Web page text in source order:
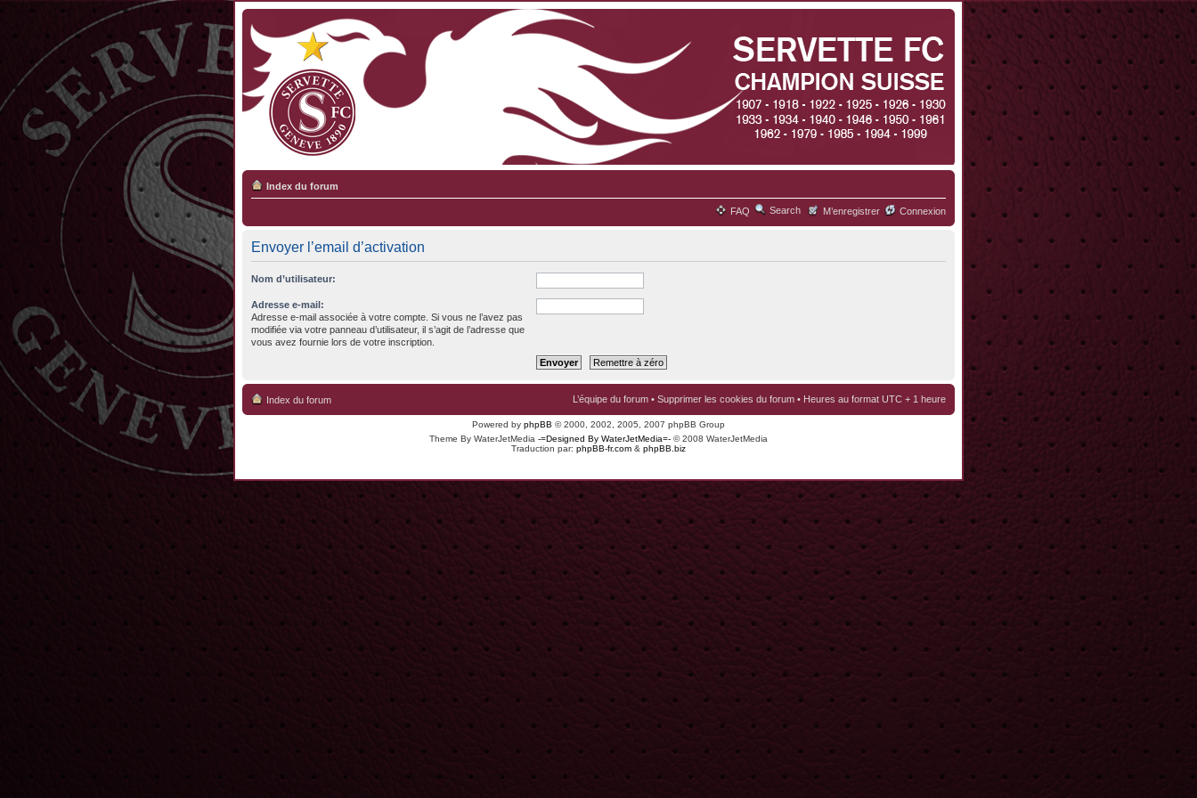
Index du forum
FAQ Search M’enregistrer Connexion
Envoyer l’email d’activation
Nom d’utilisateur:
Adresse e-mail:
Adresse e-mail associée à votre compte. Si vous ne l’avez pas
modifiée via votre panneau d’utilisateur, il s’agit de l’adresse que
vous avez fournie lors de votre inscription.
Index du forum L’équipe du forum • Supprimer les cookies du forum • Heures au format UTC + 1 heure
Powered by phpBB © 2000, 2002, 2005, 2007 phpBB Group
Theme By WaterJetMedia -=Designed By WaterJetMedia=- © 2008 WaterJetMedia
Traduction par: phpBB-fr.com & phpBB.biz